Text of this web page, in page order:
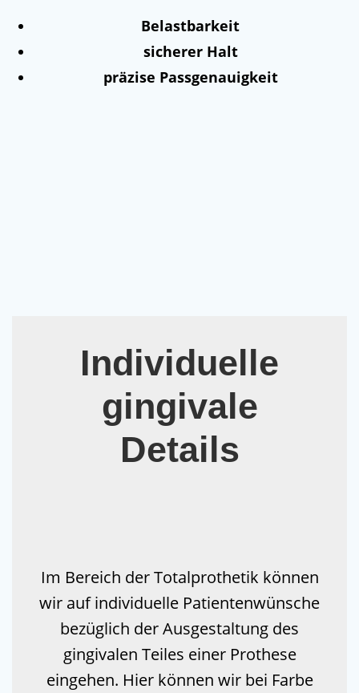
Belastbarkeit
sicherer Halt
präzise Passgenauigkeit
Individuelle
gingivale
Details
Im Bereich der Totalprothetik können
wir auf individuelle Patientenwünsche
bezüglich der Ausgestaltung des
gingivalen Teiles einer Prothese
eingehen. Hier können wir bei Farbe